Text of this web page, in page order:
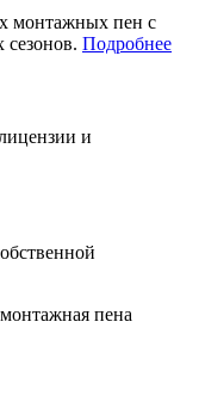
монтажных пен с
Подробнее
и
пена